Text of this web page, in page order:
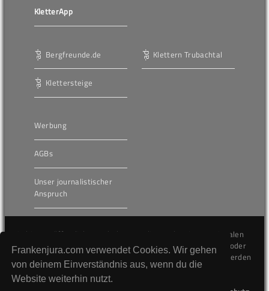
Frankenjura.com verwendet Cookies. Wir gehen
von deinem Einverständnis aus, wenn du die
Website weiterhin nutzt.
KletterApp
Bergfreunde.de
Klettersteige
Klettern Trubachtal
Werbung
AGBs
Unser journalistischer
Anspruch
Die hier veröffentlichten Inhalte unterliegen dem internationalen
Urheberrecht (Copyright) und dürfen nicht kopiert, verändert oder
unverändert wiederveröffentlicht werden. Gegen Verstöße werden
wir auf juristischem Wege vorgehen.